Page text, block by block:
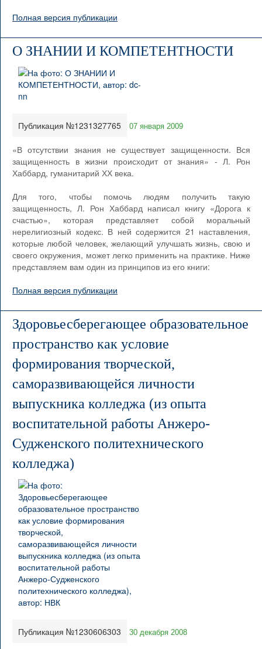
Полная версия публикации
О ЗНАНИИ И КОМПЕТЕНТНОСТИ
Публикация №1231327765 07 января 2009
«В отсутствии знания не существует защищенности. Вся
защищенность в жизни происходит от знания» - Л. Рон
Хаббард, гуманитарий ХХ века.
Для того, чтобы помочь людям получить такую
защищенность, Л. Рон Хаббард написал книгу «Дорога к
счастью», которая представляет собой моральный
нерелигиозный кодекс. В ней содержится 21 наставления,
которые любой человек, желающий улучшать жизнь, свою и
своего окружения, может легко применить на практике. Ниже
представляем вам один из принципов из его книги:
Полная версия публикации
Здоровьесберегающее образовательное
пространство как условие
формирования творческой,
саморазвивающейся личности
выпускника колледжа (из опыта
воспитательной работы Анжеро-
Судженского политехнического
колледжа)
Публикация №1230606303 30 декабря 2008